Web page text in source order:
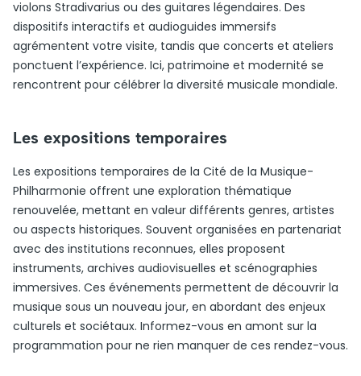
violons Stradivarius ou des guitares légendaires. Des
dispositifs interactifs et audioguides immersifs
agrémentent votre visite, tandis que concerts et ateliers
ponctuent l’expérience. Ici, patrimoine et modernité se
rencontrent pour célébrer la diversité musicale mondiale.
Les expositions temporaires
Les expositions temporaires de la Cité de la Musique-
Philharmonie offrent une exploration thématique
renouvelée, mettant en valeur différents genres, artistes
ou aspects historiques. Souvent organisées en partenariat
avec des institutions reconnues, elles proposent
instruments, archives audiovisuelles et scénographies
immersives. Ces événements permettent de découvrir la
musique sous un nouveau jour, en abordant des enjeux
culturels et sociétaux. Informez-vous en amont sur la
programmation pour ne rien manquer de ces rendez-vous.